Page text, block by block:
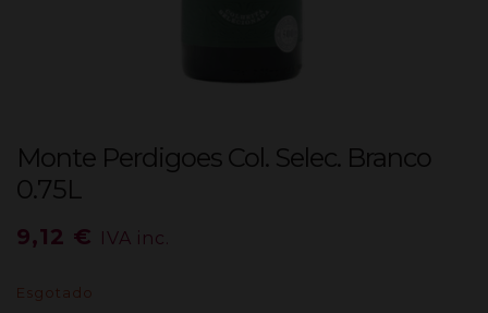
Monte Perdigoes Col. Selec. Branco
0.75L
9,12 € IVA inc.
Esgotado